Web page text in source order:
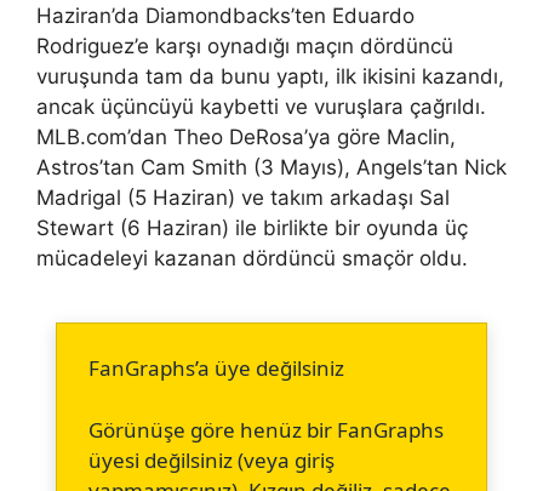
Haziran’da Diamondbacks’ten Eduardo
Rodriguez’e karşı oynadığı maçın dördüncü
vuruşunda tam da bunu yaptı, ilk ikisini kazandı,
ancak üçüncüyü kaybetti ve vuruşlara çağrıldı.
MLB.com’dan Theo DeRosa’ya göre Maclin,
Astros’tan Cam Smith (3 Mayıs), Angels’tan Nick
Madrigal (5 Haziran) ve takım arkadaşı Sal
Stewart (6 Haziran) ile birlikte bir oyunda üç
mücadeleyi kazanan dördüncü smaçör oldu.
FanGraphs’a üye değilsiniz
Görünüşe göre henüz bir FanGraphs
üyesi değilsiniz (veya giriş